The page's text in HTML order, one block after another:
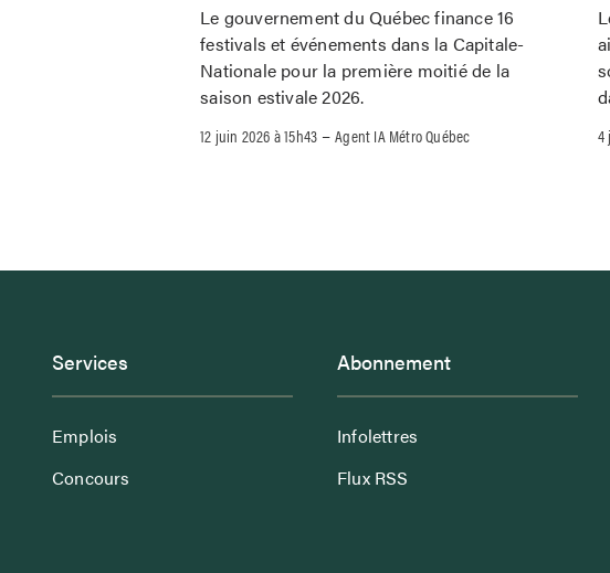
Le gouvernement du Québec finance 16
festivals et événements dans la Capitale-
Nationale pour la première moitié de la
saison estivale 2026.
12 juin 2026 à 15h43 –Agent IA Métro Québec 4
Services
Emplois
Concours
Abonnement
Infolettres
Flux RSS